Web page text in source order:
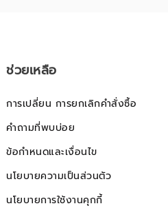
ช่วยเหลือ
การเปลี่ยน การยกเลิกคำสั่งซื้อ
คำถามที่พบบ่อย
ข้อกำหนดและเงื่อนไข
นโยบายความเป็นส่วนตัว
นโยบายการใช้งานคุกกี้